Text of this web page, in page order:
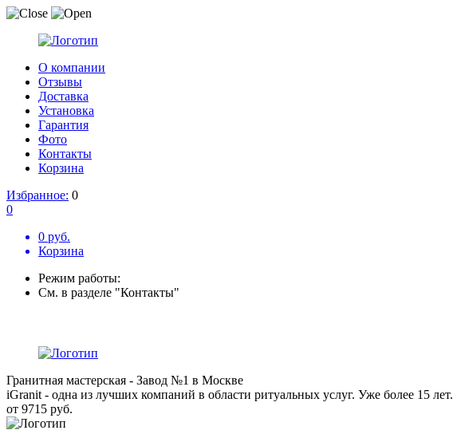
О компании
Отзывы
Доставка
Установка
Гарантия
Фото
Контакты
Корзина
Избранное: 0
0
0 руб.
Корзина
Режим работы:
См. в разделе "Контакты"
Гранитная мастерская - Завод №1 в Москве
iGranit - одна из лучших компаний в области ритуальных услуг. Уже более 15 лет.
от 9715 руб.